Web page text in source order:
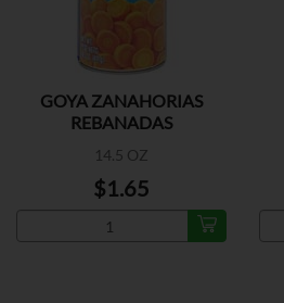
GOYA ZANAHORIAS
REBANADAS
14.5 OZ
$1.65